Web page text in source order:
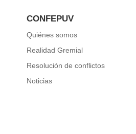
CONFEPUV
Quiénes somos
Realidad Gremial
Resolución de conflictos
Noticias